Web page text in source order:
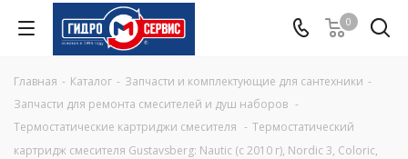
0
Главная - Каталог - Запчасти и комплектующие для сантехники -
Запчасти для ремонта смесителей и душ наборов -
Термостатические картриджи смесителя - Термостатический
картридж смесителя Gustavsberg: Nautic (с 2010 г), Nordic 3, Coloric,